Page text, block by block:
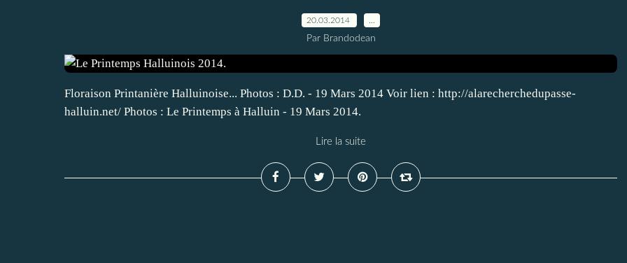
20.03.2014
Par Brandodean
Floraison Printanière Halluinoise... Photos : D.D. - 19 Mars 2014 Voir lien : http://alarecherchedupasse-
halluin.net/ Photos : Le Printemps à Halluin - 19 Mars 2014.
Lire la suite